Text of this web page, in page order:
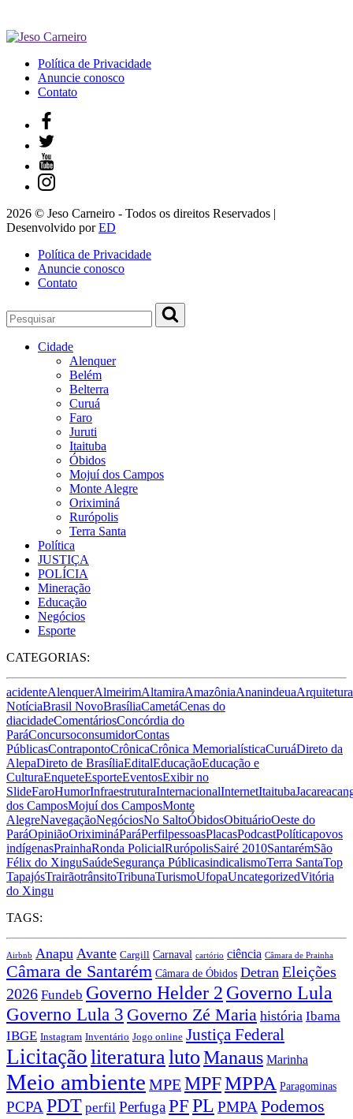
Política de Privacidade
Anuncie conosco
Contato
2026 © Jeso Carneiro - Todos os direitos Reservados |
Desenvolvido porED
Política de Privacidade
Anuncie conosco
Contato
Cidade
Alenquer
Belém
Belterra
Curuá
Faro
Juruti
Itaituba
Óbidos
Mojuí dos Campos
Monte Alegre
Oriximiná
Rurópolis
Terra Santa
Política
JUSTIÇA
POLÍCIA
Mineração
Educação
Negócios
Esporte
CATEGORIAS:
acidenteAlenquerAlmeirimAltamiraAmazôniaAnanindeuaArquitetura
NotíciaBrasil NovoBrasíliaCametáCenas do
diacidadeComentáriosConcórdia do
ParáConcursoconsumidorContas
PúblicasContrapontoCrônicaCrônica MemorialísticaCuruáDireto da
AlepaDireto de BrasíliaEditalEducaçãoEducação e
CulturaEnqueteEsporteEventosExibir no
SlideFaroHumorInfraestruturaInternacionalInternetItaituba
dos CamposMojuí dos CamposMonte
AlegreNavegaçãoNegóciosNo SaltoÓbidosObituárioOeste do
ParáOpiniãoOriximináParáPerfilpessoasPlacasPodcastPolíticapovos
indígenasPrainhaRonda PolicialRurópolisSairé 2010SantarémSão
Félix do XinguSaúdeSegurança PúblicasindicalismoTerra SantaTop
TapajósTrairãotrânsitoTribunaTurismoUfopaUncategorizedVitória
do Xingu
TAGS:
Airbnb Anapu Avante Cargill Carnaval cartório ciência Câmara de Prainha
Câmara de Santarém Câmara de Óbidos Detran Eleições
2026 Fundeb Governo Helder 2 Governo Lula
Governo Lula 3 Governo Zé Maria história Ibama
IBGE Instagram Inventário Jogo online Justiça Federal
Licitaçãoliteratura lutoManaus Marinha
Meio ambiente MPEMPFMPPA Paragominas
PCPA PDT perfil PerfugaPFPL PMPA Podemos